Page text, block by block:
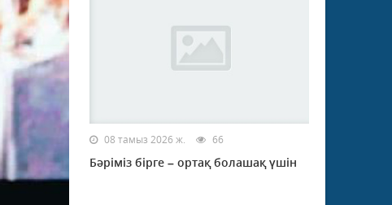
08 тамыз 2026 ж. 66
Бәріміз бірге – ортақ болашақ үшін